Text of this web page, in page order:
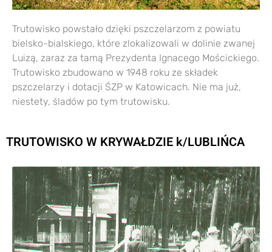
Trutowisko powstało dzięki pszczelarzom z powiatu
bielsko-bialskiego, które zlokalizowali w dolinie zwanej
Luizą, zaraz za tamą Prezydenta Ignacego Mościckiego.
Trutowisko zbudowano w 1948 roku ze składek
pszczelarzy i dotacji ŚZP w Katowicach. Nie ma już,
niestety, śladów po tym trutowisku.
TRUTOWISKO W KRYWAŁDZIE k/LUBLIŃCA